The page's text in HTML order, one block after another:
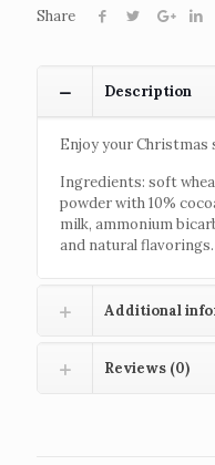
Share
Description
Enjoy your
Ingredients: soft
powder with 10%
milk, ammonium
and natural flavorings.
Additional
Reviews (0)